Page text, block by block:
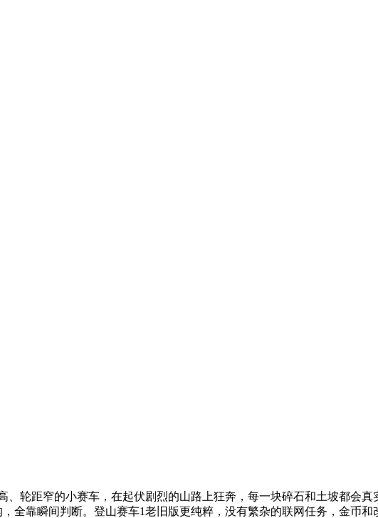
轮距窄的小赛车，在起伏剧烈的山路上狂奔，每一块碎石和土坡都会真
全靠瞬间判断。登山赛车1老旧版更纯粹，没有繁杂的联网任务，金币